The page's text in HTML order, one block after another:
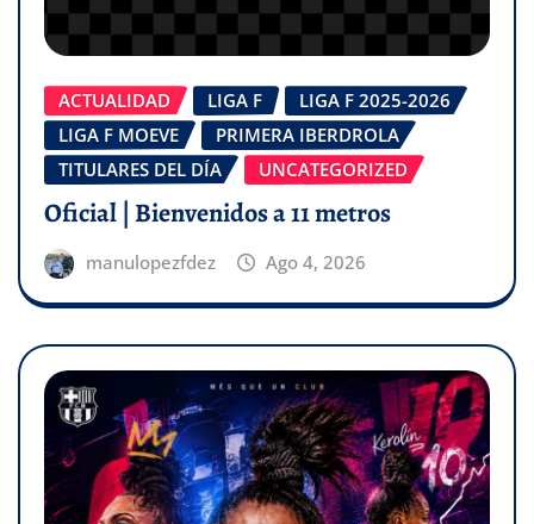
ACTUALIDAD LIGA F
LIGA F 2025-2026
LIGA F MOEVE
PRIMERA IBERDROLA
TITULARES DEL DÍA
UNCATEGORIZED
Oficial | Bienvenidos a 11 metros
manulopezfdez Ago 4, 2026